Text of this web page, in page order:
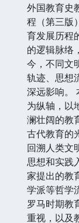
外国教育史
程（第三版
育发展历程
的逻辑脉络
今，不同文
轨迹、思想
深远影响。
为纵轴，以
澜壮阔的教
古代教育的
回溯人类文
思想和实践
家提出的教
学派等哲学
罗马时期教
重视，以及